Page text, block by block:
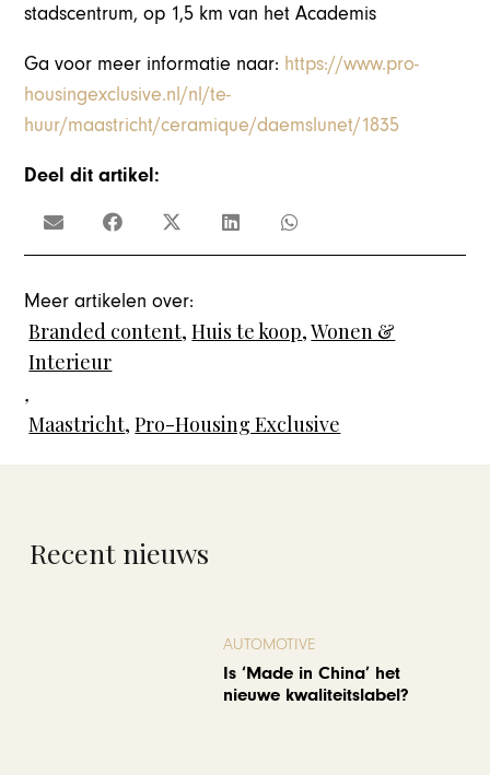
stadscentrum, op 1,5 km van het Academis
Ga voor meer informatie naar: https://www.pro-
housingexclusive.nl/nl/te-
huur/maastricht/ceramique/daemslunet/1835
Deel dit artikel:
Meer artikelen over:
Branded content,Huis te koop,Wonen &
Interieur
,
Maastricht,Pro-Housing Exclusive
Recent nieuws
AUTOMOTIVE
Is ‘Made in China’ het
nieuwe kwaliteitslabel?